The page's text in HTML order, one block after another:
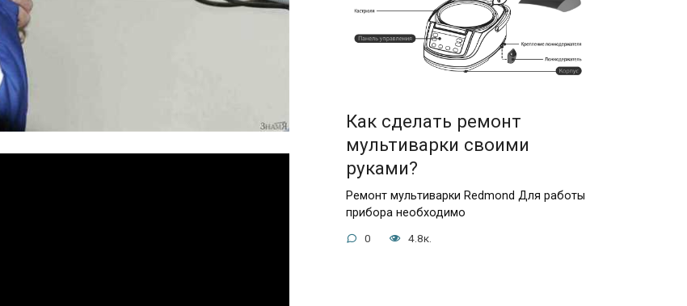
Как сделать ремонт
мультиварки своими
руками?
Ремонт мультиварки Redmond Для работы
прибора необходимо
0 4.8к.